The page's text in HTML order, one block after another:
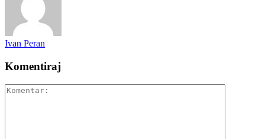
Ivan Peran
Komentiraj